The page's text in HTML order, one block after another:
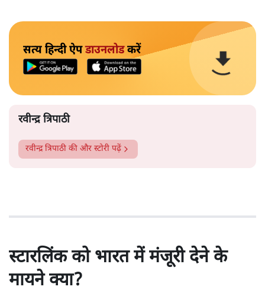
सत्य हिन्दी ऐपडाउनलोडकरें
रवीन्द्र त्रिपाठी
रवीन्द्र त्रिपाठी की और स्टोरी पढ़ें
स्टारलिंक को भारत में मंजूरी देने के
मायने क्या?